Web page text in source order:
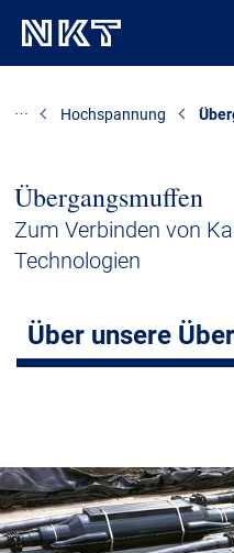
Downloads
Über uns
Übergangsmuffen
Zum Verbinden von
Technologien
Hochspannung
Über unsere